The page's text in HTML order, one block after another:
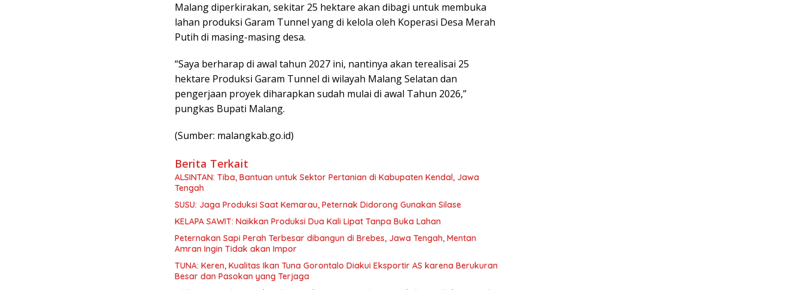
Malang diperkirakan, sekitar 25 hektare akan dibagi untuk membuka
lahan produksi Garam Tunnel yang di kelola oleh Koperasi Desa Merah
Putih di masing-masing desa.
“Saya berharap di awal tahun 2027 ini, nantinya akan terealisai 25
hektare Produksi Garam Tunnel di wilayah Malang Selatan dan
pengerjaan proyek diharapkan sudah mulai di awal Tahun 2026,”
pungkas Bupati Malang.
(Sumber: malangkab.go.id)
Berita Terkait
ALSINTAN: Tiba, Bantuan untuk Sektor Pertanian di Kabupaten Kendal, Jawa
Tengah
SUSU: Jaga Produksi Saat Kemarau, Peternak Didorong Gunakan Silase
KELAPA SAWIT: Naikkan Produksi Dua Kali Lipat Tanpa Buka Lahan
Peternakan Sapi Perah Terbesar dibangun di Brebes, Jawa Tengah, Mentan
Amran Ingin Tidak akan Impor
TUNA: Keren, Kualitas Ikan Tuna Gorontalo Diakui Eksportir AS karena Berukuran
Besar dan Pasokan yang Terjaga